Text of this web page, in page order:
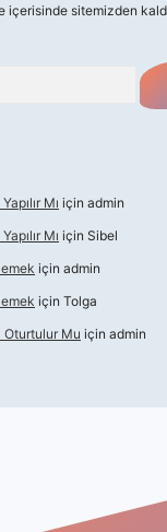
sitemizden
Mı için admin
Mı için Sibel
için admin
için Tolga
Oturtulur Mu için admin